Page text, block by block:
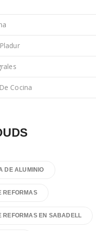
Cocina
DE ALUMINIO
REFORMAS
REFORMAS EN SABADELL